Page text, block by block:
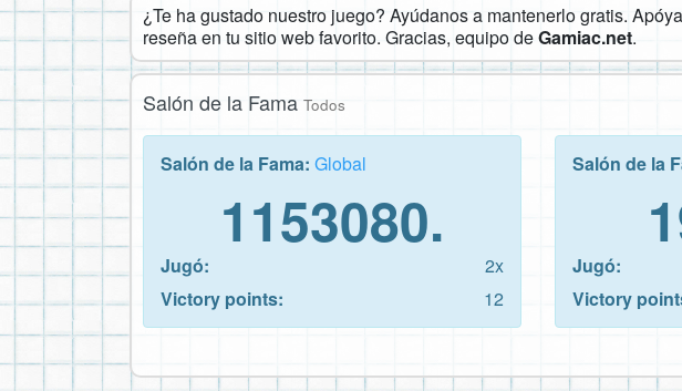
¿Te ha gustado nuestro juego? Ayúdanos a mantenerlo gratis.
reseña en tu sitio web favorito. Gracias, equipo deGamiac.net.
Salón de la Fama Todos
Salón de la Fama: Global
1153080.
Jugó:
2x
Victory points:
12
Salón de la
Jugó:
Victory